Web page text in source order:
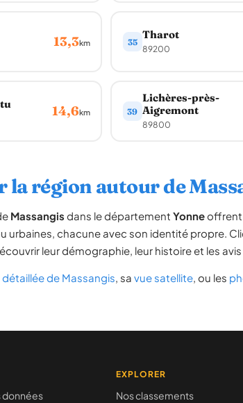
13,3km 35
Tharot
89200
14,6km 39
Lichères-près-
Aigremont
89800
la région autour de
Massangis dans le département Yonneoffrent
urbaines, chacune avec son identité propre.
leur démographie, leur histoire et les
de Massangis, sa vue satellite, ou les
données
EXPLORER
Nos classements